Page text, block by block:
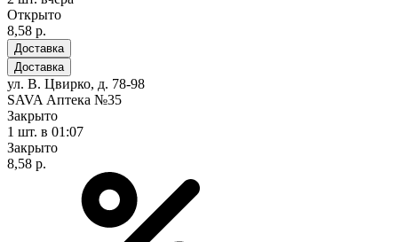
Открыто
8,58 р.
Доставка
Доставка
ул. В. Цвирко, д. 78-98
SAVA Аптека №35
Закрыто
1 шт. в 01:07
Закрыто
8,58 р.